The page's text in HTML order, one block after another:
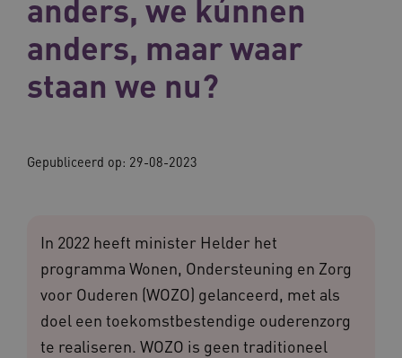
anders, we kúnnen
anders, maar waar
staan we nu?
Gepubliceerd op: 29-08-2023
In 2022 heeft minister Helder het
programma Wonen, Ondersteuning en Zorg
voor Ouderen (WOZO) gelanceerd, met als
doel een toekomstbestendige ouderenzorg
te realiseren. WOZO is geen traditioneel